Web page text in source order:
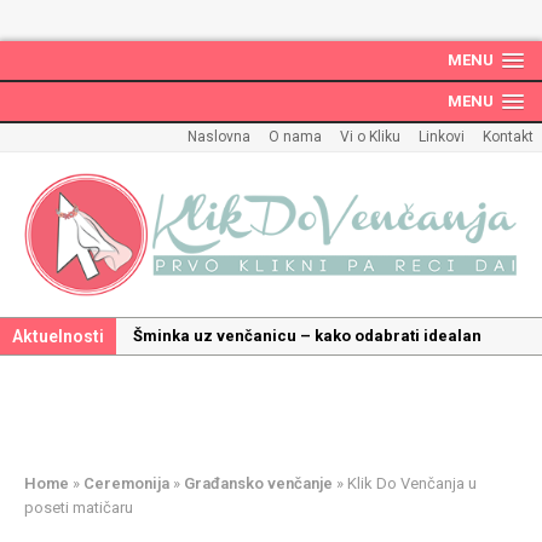
MENU
MENU
Naslovna O nama Vi o Kliku Linkovi Kontakt
Aktuelnosti
Šminka uz venčanicu – kako odabrati idealan
Home » Ceremonija » Građansko venčanje » Klik Do Venčanja u
poseti matičaru